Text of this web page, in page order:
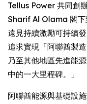
Tellus Power 共同創
Sharif Al Olama 閣下
遠見持續激勵可持續
追求實現『阿聯酋製
乃至其他地區先進能
中的一大里程碑。」
阿聯酋能源與基礎設